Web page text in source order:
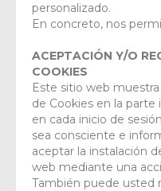
personalizado.
En concreto, nos
ACEPTACIÓN Y/O
COOKIES
Este sitio web
de Cookies en la
en cada inicio de
sea consciente e
aceptar la instalación
web mediante una
También puede usted